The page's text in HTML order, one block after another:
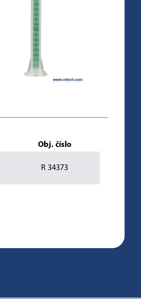
Obj. číslo
R 34373